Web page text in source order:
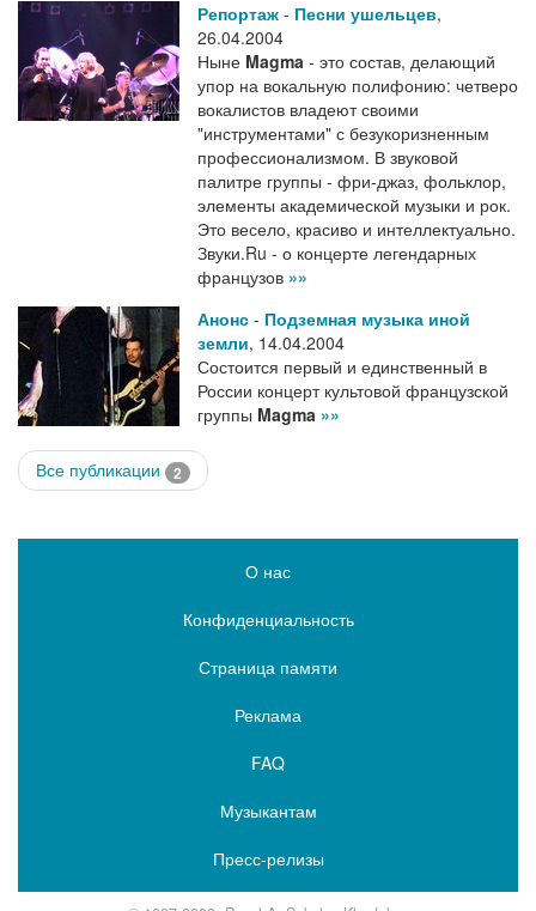
Репортаж - Песни ушельцев,
26.04.2004
Ныне Magma - это состав, делающий
упор на вокальную полифонию: четверо
вокалистов владеют своими
"инструментами" с безукоризненным
профессионализмом. В звуковой
палитре группы - фри-джаз, фольклор,
элементы академической музыки и рок.
Это весело, красиво и интеллектуально.
Звуки.Ru - о концерте легендарных
французов »»
Анонс - Подземная музыка иной
земли, 14.04.2004
Состоится первый и единственный в
России концерт культовой французской
группы Magma »»
Все публикации 2
О нас
Конфиденциальность
Страница памяти
Реклама
FAQ
Музыкантам
Пресс-релизы